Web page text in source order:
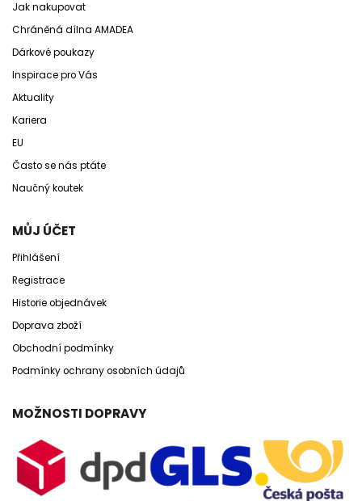
Jak nakupovat
Chráněná dílna AMADEA
Dárkové poukazy
Inspirace pro Vás
Aktuality
Kariera
EU
Často se nás ptáte
Naučný koutek
MŮJ ÚČET
Přihlášení
Registrace
Historie objednávek
Doprava zboží
Obchodní podmínky
Podmínky ochrany osobních údajů
MOŽNOSTI DOPRAVY